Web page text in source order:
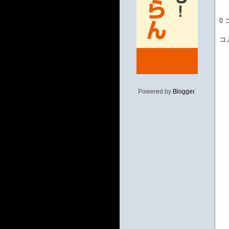
Powered by Blogger.
0
コ